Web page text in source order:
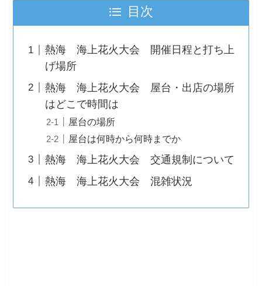
目次
熱海 海上花火大会 開催日程と打ち上
げ場所
熱海 海上花火大会 屋台・出店の場所
はどこで時間は
屋台の場所
屋台は何時から何時までか
熱海 海上花火大会 交通規制について
熱海 海上花火大会 混雑状況